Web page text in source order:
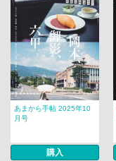
あまから手帖 2025年10
月号
購入